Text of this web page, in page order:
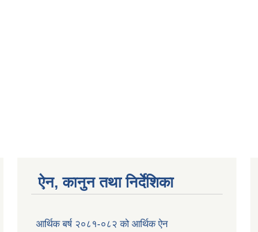
ऐन, कानुन तथा निर्देशिका
आर्थिक बर्ष २०८१-०८२ को आर्थिक ऐन